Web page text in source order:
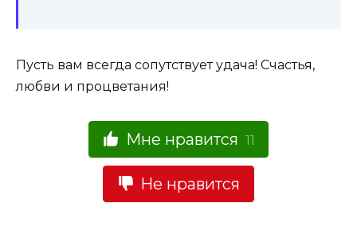
Пусть вам всегда сопутствует удача! Счастья,
любви и процветания!
Мне нравится 11
Не нравится